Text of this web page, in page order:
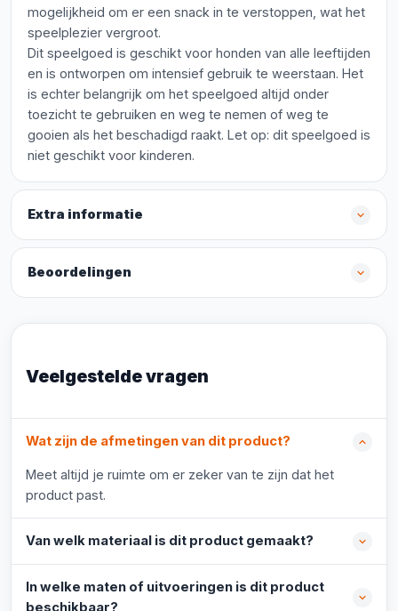
mogelijkheid om er een snack in te verstoppen, wat het
speelplezier vergroot.
Dit speelgoed is geschikt voor honden van alle leeftijden
en is ontworpen om intensief gebruik te weerstaan. Het
is echter belangrijk om het speelgoed altijd onder
toezicht te gebruiken en weg te nemen of weg te
gooien als het beschadigd raakt. Let op: dit speelgoed is
niet geschikt voor kinderen.
Extra informatie
Beoordelingen
Veelgestelde vragen
Wat zijn de afmetingen van dit product?
Meet altijd je ruimte om er zeker van te zijn dat het
product past.
Van welk materiaal is dit product gemaakt?
In welke maten of uitvoeringen is dit product
beschikbaar?